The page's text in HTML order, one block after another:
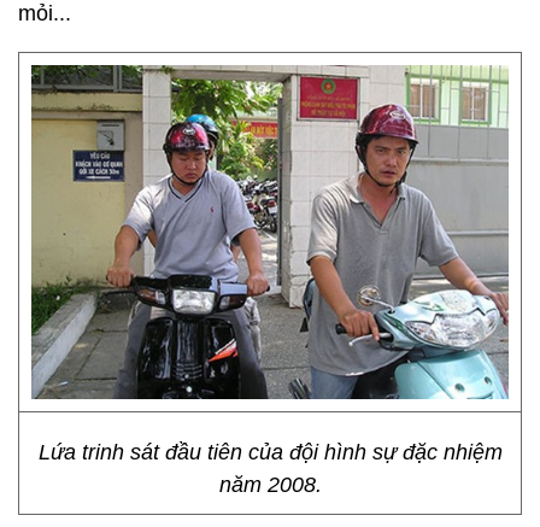
mỏi...
Lứa trinh sát đầu tiên của đội hình sự đặc nhiệm
năm 2008.